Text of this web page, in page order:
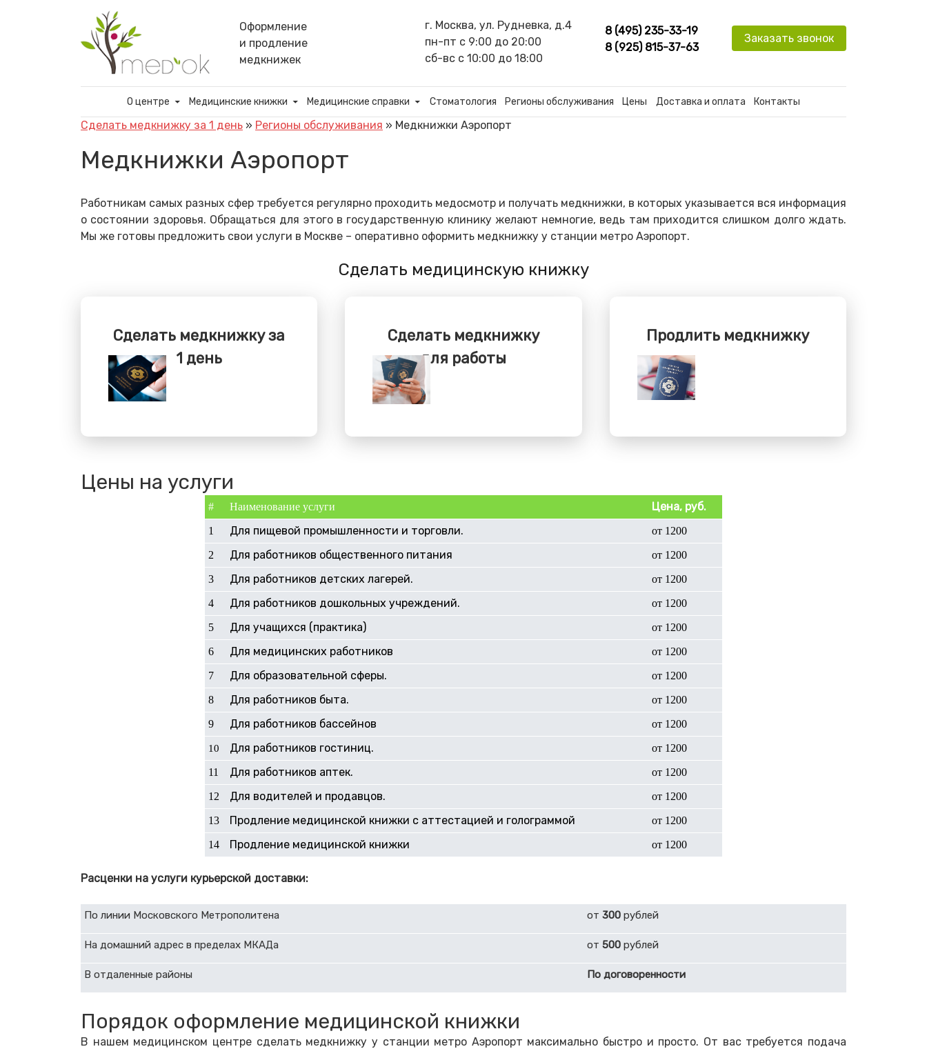
Оформление
и продление
медкнижек
г. Москва, ул. Рудневка, д.4
пн-пт с 9:00 до 20:00
сб-вс с 10:00 до 18:00
8 (495) 235-33-19
8 (925) 815-37-63
Заказать звонок
О центре Медицинские книжки Медицинские справки Стоматология Регионы обслуживания Цены Доставка и оплата Контакты
Сделать медкнижку за 1 день » Регионы обслуживания » Медкнижки Аэропорт
Медкнижки Аэропорт
Работникам самых разных сфер требуется регулярно проходить медосмотр и получать медкнижки, в которых указывается вся информация
о состоянии здоровья. Обращаться для этого в государственную клинику желают немногие, ведь там приходится слишком долго ждать.
Мы же готовы предложить свои услуги в Москве – оперативно оформить медкнижку у станции метро Аэропорт.
Сделать медицинскую книжку
Сделать медкнижку за
1 день
Сделать медкнижку
для работы
Продлить медкнижку
Цены на услуги
# Наименование услуги Цена, руб.
1 Для пищевой промышленности и торговли. от 1200
2 Для работников общественного питания от 1200
3 Для работников детских лагерей. от 1200
4 Для работников дошкольных учреждений. от 1200
5 Для учащихся (практика) от 1200
6 Для медицинских работников от 1200
7 Для образовательной сферы. от 1200
8 Для работников быта. от 1200
9 Для работников бассейнов от 1200
10 Для работников гостиниц. от 1200
11 Для работников аптек. от 1200
12 Для водителей и продавцов. от 1200
13 Продление медицинской книжки с аттестацией и голограммой от 1200
14 Продление медицинской книжки от 1200
Расценки на услуги курьерской доставки:
По линии Московского Метрополитена от 300 рублей
На домашний адрес в пределах МКАДа от 500 рублей
В отдаленные районы По договоренности
Порядок оформление медицинской книжки
В нашем медицинском центре сделать медкнижку у станции метро Аэропорт максимально быстро и просто. От вас требуется подача